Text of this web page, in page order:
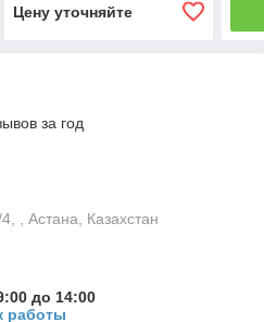
Цену уточняйте
за год
, Астана, Казахстан
до 14:00
работы